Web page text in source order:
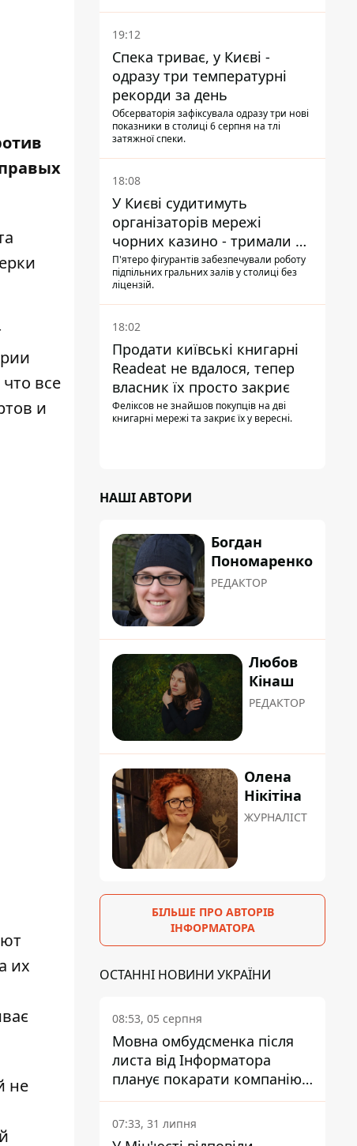
все
и
их
не
19:12
Спека триває, у Києві -
одразу три температурні
рекорди за день
Обсерваторія зафіксувала одразу три нові
показники в столиці 6 серпня на тлі
затяжної спеки.
18:08
У Києві судитимуть
організаторів мережі
чорних казино - тримали 39
закладів
П'ятеро фігурантів забезпечували роботу
підпільних гральних залів у столиці без
ліцензій.
18:02
Продати київські книгарні
Readeat не вдалося, тепер
власник їх просто закриє
Феліксов не знайшов покупців на дві
книгарні мережі та закриє їх у вересні.
НАШІ АВТОРИ
Богдан
Пономаренко
РЕДАКТОР
Любов
Кінаш
РЕДАКТОР
Олена
Нікітіна
ЖУРНАЛІСТ
БІЛЬШЕ ПРО АВТОРІВ
ІНФОРМАТОРА
ОСТАННІ НОВИНИ УКРАЇНИ
08:53, 05 серпня
Мовна омбудсменка після
листа від Інформатора
планує покарати компанію-
підрядника ПриватБанку
07:33, 31 липня